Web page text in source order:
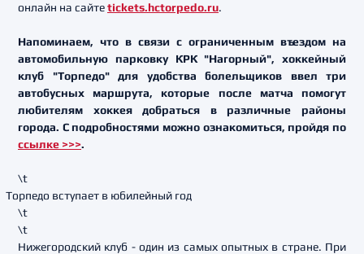
онлайн на сайтеtickets.hctorpedo.ru.
Напоминаем, что в связи с ограниченным въездом на
автомобильную парковку КРК "Нагорный", хоккейный
клуб "Торпедо" для удобства болельщиков ввел три
автобусных маршрута, которые после матча помогут
любителям хоккея добраться в различные районы
города. С подробностями можно ознакомиться, пройдя по
ссылке >>>.
\t
Торпедо вступает в юбилейный год
\t
\t
Нижегородский клуб - один из самых опытных в стране. При